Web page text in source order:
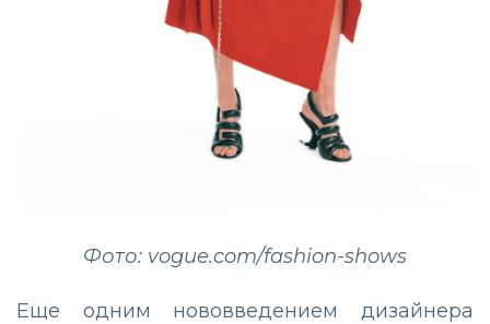
Фото: vogue.com/fashion-shows
Еще одним нововведением дизайнера